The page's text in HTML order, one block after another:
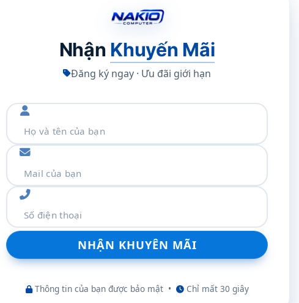
Nhận Khuyến Mãi
Đăng ký ngay · Ưu đãi giới hạn
Thông tin của bạn được bảo mật • Chỉ mất 30 giây